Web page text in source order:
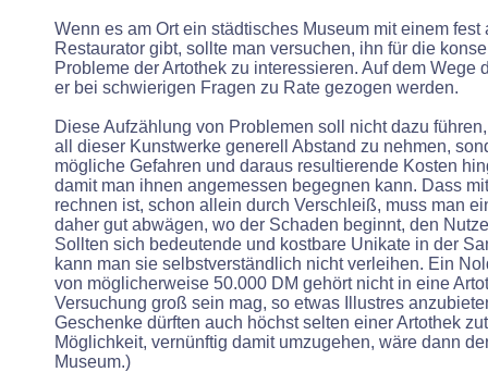
Wenn es am Ort ein städtisches Museum mit einem fest
Restaurator gibt, sollte man versuchen, ihn für die
Probleme der Artothek zu interessieren. Auf dem Wege
er bei schwierigen Fragen zu Rate gezogen werden.
Diese Aufzählung von Problemen soll nicht dazu
all dieser Kunstwerke generell Abstand zu nehmen,
mögliche Gefahren und daraus resultierende Kosten
damit man ihnen angemessen begegnen kann. Dass
rechnen ist, schon allein durch Verschleiß, muss man
daher gut abwägen, wo der Schaden beginnt, den
Sollten sich bedeutende und kostbare Unikate in der
kann man sie selbstverständlich nicht verleihen. Ein
von möglicherweise 50.000 DM gehört nicht in eine
Versuchung groß sein mag, so etwas Illustres
Geschenke dürften auch höchst selten einer Artothek
Möglichkeit, vernünftig damit umzugehen, wäre dann
Museum.)